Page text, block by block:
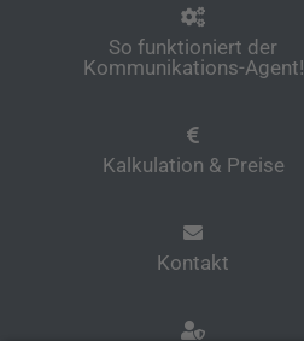
So funktioniert der
Kommunikations-Agent!
Kalkulation & Preise
Kontakt